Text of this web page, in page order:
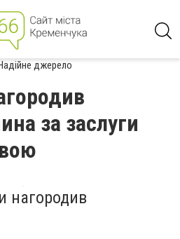
джерело
за заслуги
нагородив